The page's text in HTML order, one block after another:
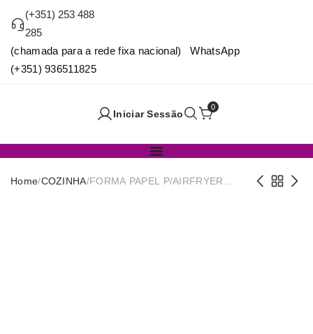
(+351) 253 488
285
(chamada para a rede fixa nacional) WhatsApp
(+351) 936511825
Iniciar Sessão
0
Home/COZINHA/FORMA PAPEL P/AIRFRYER